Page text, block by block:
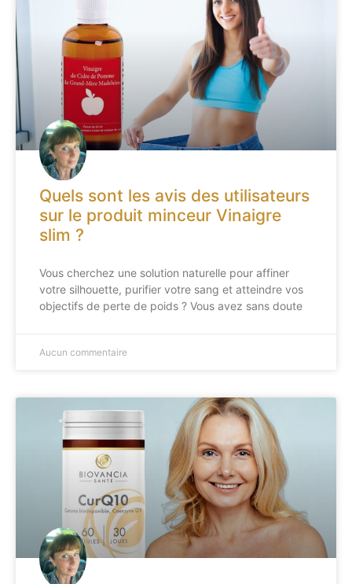
Quels sont les avis des utilisateurs
sur le produit minceur Vinaigre
slim ?
Vous cherchez une solution naturelle pour affiner
votre silhouette, purifier votre sang et atteindre vos
objectifs de perte de poids ? Vous avez sans doute
Aucun commentaire